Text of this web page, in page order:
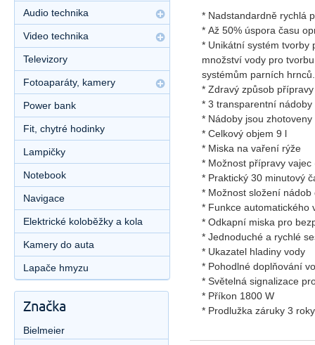
* Nadstandardně rychlá
* Až 50% úspora času
* Unikátní systém tvorby
množství vody pro
systémům parních
* Zdravý způsob
* 3 transparentní
* Nádoby jsou
* Celkový objem 9 l
* Miska na vaření rýže
* Možnost přípravy
* Praktický 30 minutový
* Možnost složení
* Funkce automatického
* Odkapní miska pro
* Jednoduché a rychlé
* Ukazatel hladiny vody
* Pohodlné doplňování
* Světelná signalizace
* Příkon 1800 W
* Prodlužka záruky 3
Audio technika
Video technika
Televizory
Fotoaparáty, kamery
Power bank
Fit, chytré hodinky
Lampičky
Notebook
Navigace
Elektrické koloběžky a kola
Kamery do auta
Lapače hmyzu
Značka
Bielmeier